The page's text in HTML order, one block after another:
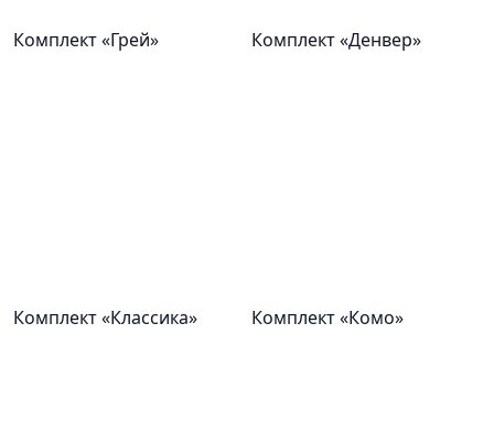
Комплект «Грей» Комплект «Денвер»
Комплект «Классика» Комплект «Комо»